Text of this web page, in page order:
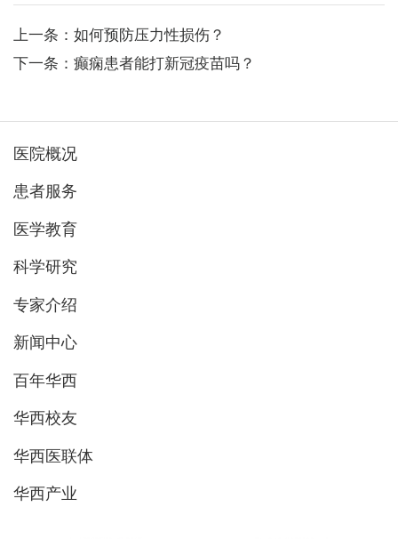
上一条：如何预防压力性损伤？
下一条：癫痫患者能打新冠疫苗吗？
医院概况
患者服务
医学教育
科学研究
专家介绍
新闻中心
百年华西
华西校友
华西医联体
华西产业